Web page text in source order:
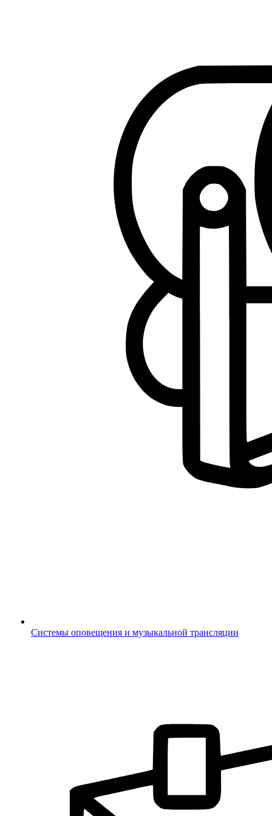
Системы оповещения и музыкальной трансляции